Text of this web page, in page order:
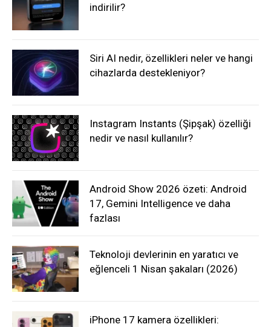
indirilir?
Siri AI nedir, özellikleri neler ve hangi
cihazlarda destekleniyor?
Instagram Instants (Şipşak) özelliği
nedir ve nasıl kullanılır?
Android Show 2026 özeti: Android
17, Gemini Intelligence ve daha
fazlası
Teknoloji devlerinin en yaratıcı ve
eğlenceli 1 Nisan şakaları (2026)
iPhone 17 kamera özellikleri: